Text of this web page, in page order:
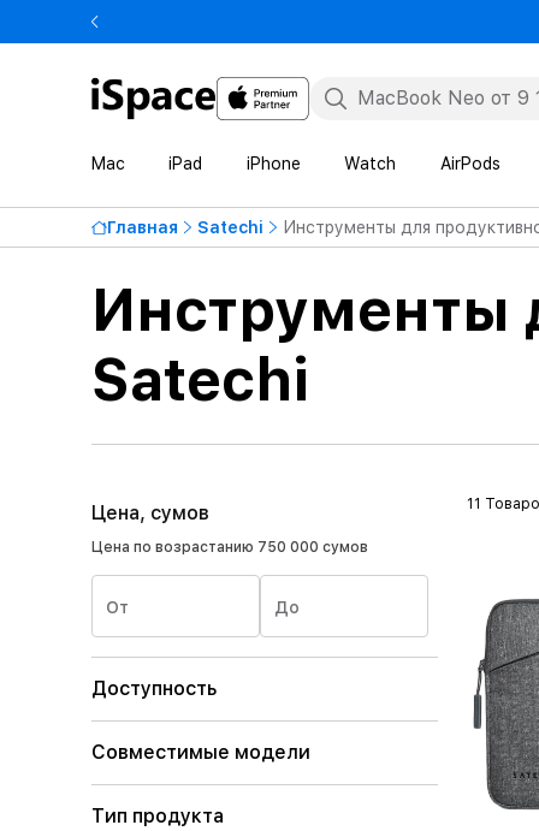
Mac iPad iPhone Watch AirPods
Главная Satechi Инструменты для
Инструменты
Satechi
Цена, сумов
Цена по возрастанию 750 000 сумов
От До
Доступность
Совместимые модели
Тип продукта
11